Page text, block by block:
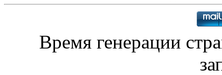
Время генерации